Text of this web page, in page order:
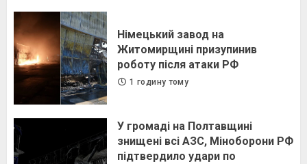
Німецький завод на
Житомирщині призупинив
роботу після атаки РФ
1 годину тому
У громаді на Полтавщині
знищені всі АЗС, Міноборони РФ
підтвердило удари по